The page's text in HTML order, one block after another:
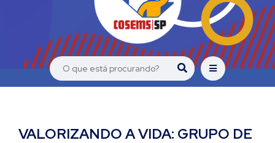
VALORIZANDO A VIDA: GRUPO DE